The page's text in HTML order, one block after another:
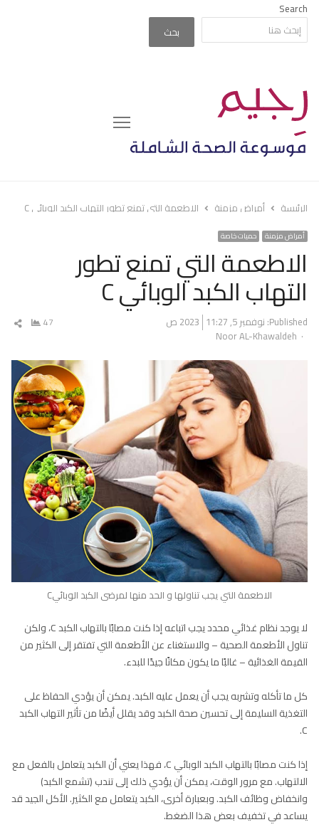
Search
بحث
Menu
الرئيسة أمراض مزمنة الاطعمة التي تمنع تطور التهاب الكبد الوبائي C
أمراض مزمنة حميات خاصة
الاطعمة التي تمنع تطور
التهاب الكبد الوبائي C
Published: نوفمبر 5, 2023 11:27 ص
Author
Noor AL-Khawaldeh
47
الاطعمة التي يجب تناولها و الحد منها لمرضى الكبد الوبائيC
لا يوجد نظام غذائي محدد يجب اتباعه إذا كنت مصابًا بالتهاب الكبد C، ولكن
تناول الأطعمة الصحية – والاستغناء عن الأطعمة التي تفتقر إلى الكثير من
القيمة الغذائية – غالبًا ما يكون مكانًا جيدًا للبدء.
كل ما تأكله وتشربه يجب أن يعمل عليه الكبد. يمكن أن يؤدي الحفاظ على
التغذية السليمة إلى تحسين صحة الكبد وقد يقلل أيضًا من تأثير التهاب الكبد
C.
إذا كنت مصابًا بالتهاب الكبد الوبائي C، فهذا يعني أن الكبد يتعامل بالفعل مع
الالتهاب. مع مرور الوقت، يمكن أن يؤدي ذلك إلى تندب (تشمع الكبد)
وانخفاض وظائف الكبد. وبعبارة أخرى، الكبد يتعامل مع الكثير. الأكل الجيد قد
يساعد في تخفيف بعض هذا الضغط.